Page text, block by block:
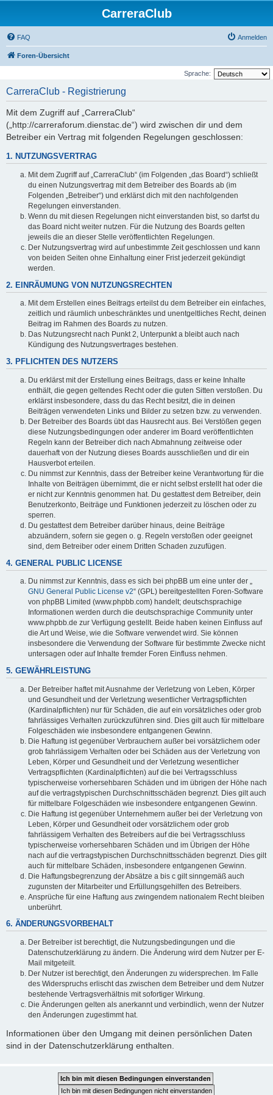
CarreraClub
FAQ Anmelden
Foren-Übersicht
Sprache:
CarreraClub - Registrierung
Mit dem Zugriff auf „CarreraClub“
(„http://carreraforum.dienstac.de“) wird zwischen dir und dem
Betreiber ein Vertrag mit folgenden Regelungen geschlossen:
1. NUTZUNGSVERTRAG
Mit dem Zugriff auf „CarreraClub“ (im Folgenden „das Board“) schließt
du einen Nutzungsvertrag mit dem Betreiber des Boards ab (im
Folgenden „Betreiber“) und erklärst dich mit den nachfolgenden
Regelungen einverstanden.
Wenn du mit diesen Regelungen nicht einverstanden bist, so darfst du
das Board nicht weiter nutzen. Für die Nutzung des Boards gelten
jeweils die an dieser Stelle veröffentlichten Regelungen.
Der Nutzungsvertrag wird auf unbestimmte Zeit geschlossen und kann
von beiden Seiten ohne Einhaltung einer Frist jederzeit gekündigt
werden.
2. EINRÄUMUNG VON NUTZUNGSRECHTEN
Mit dem Erstellen eines Beitrags erteilst du dem Betreiber ein einfaches,
zeitlich und räumlich unbeschränktes und unentgeltliches Recht, deinen
Beitrag im Rahmen des Boards zu nutzen.
Das Nutzungsrecht nach Punkt 2, Unterpunkt a bleibt auch nach
Kündigung des Nutzungsvertrages bestehen.
3. PFLICHTEN DES NUTZERS
Du erklärst mit der Erstellung eines Beitrags, dass er keine Inhalte
enthält, die gegen geltendes Recht oder die guten Sitten verstoßen. Du
erklärst insbesondere, dass du das Recht besitzt, die in deinen
Beiträgen verwendeten Links und Bilder zu setzen bzw. zu verwenden.
Der Betreiber des Boards übt das Hausrecht aus. Bei Verstößen gegen
diese Nutzungsbedingungen oder anderer im Board veröffentlichten
Regeln kann der Betreiber dich nach Abmahnung zeitweise oder
dauerhaft von der Nutzung dieses Boards ausschließen und dir ein
Hausverbot erteilen.
Du nimmst zur Kenntnis, dass der Betreiber keine Verantwortung für die
Inhalte von Beiträgen übernimmt, die er nicht selbst erstellt hat oder die
er nicht zur Kenntnis genommen hat. Du gestattest dem Betreiber, dein
Benutzerkonto, Beiträge und Funktionen jederzeit zu löschen oder zu
sperren.
Du gestattest dem Betreiber darüber hinaus, deine Beiträge
abzuändern, sofern sie gegen o. g. Regeln verstoßen oder geeignet
sind, dem Betreiber oder einem Dritten Schaden zuzufügen.
4. GENERAL PUBLIC LICENSE
Du nimmst zur Kenntnis, dass es sich bei phpBB um eine unter der „
GNU General Public License v2“ (GPL) bereitgestellten Foren-Software
von phpBB Limited (www.phpbb.com) handelt; deutschsprachige
Informationen werden durch die deutschsprachige Community unter
www.phpbb.de zur Verfügung gestellt. Beide haben keinen Einfluss auf
die Art und Weise, wie die Software verwendet wird. Sie können
insbesondere die Verwendung der Software für bestimmte Zwecke nicht
untersagen oder auf Inhalte fremder Foren Einfluss nehmen.
5. GEWÄHRLEISTUNG
Der Betreiber haftet mit Ausnahme der Verletzung von Leben, Körper
und Gesundheit und der Verletzung wesentlicher Vertragspflichten
(Kardinalpflichten) nur für Schäden, die auf ein vorsätzliches oder grob
fahrlässiges Verhalten zurückzuführen sind. Dies gilt auch für mittelbare
Folgeschäden wie insbesondere entgangenen Gewinn.
Die Haftung ist gegenüber Verbrauchern außer bei vorsätzlichem oder
grob fahrlässigem Verhalten oder bei Schäden aus der Verletzung von
Leben, Körper und Gesundheit und der Verletzung wesentlicher
Vertragspflichten (Kardinalpflichten) auf die bei Vertragsschluss
typischerweise vorhersehbaren Schäden und im übrigen der Höhe nach
auf die vertragstypischen Durchschnittsschäden begrenzt. Dies gilt auch
für mittelbare Folgeschäden wie insbesondere entgangenen Gewinn.
Die Haftung ist gegenüber Unternehmern außer bei der Verletzung von
Leben, Körper und Gesundheit oder vorsätzlichem oder grob
fahrlässigem Verhalten des Betreibers auf die bei Vertragsschluss
typischerweise vorhersehbaren Schäden und im Übrigen der Höhe
nach auf die vertragstypischen Durchschnittsschäden begrenzt. Dies gilt
auch für mittelbare Schäden, insbesondere entgangenen Gewinn.
Die Haftungsbegrenzung der Absätze a bis c gilt sinngemäß auch
zugunsten der Mitarbeiter und Erfüllungsgehilfen des Betreibers.
Ansprüche für eine Haftung aus zwingendem nationalem Recht bleiben
unberührt.
6. ÄNDERUNGSVORBEHALT
Der Betreiber ist berechtigt, die Nutzungsbedingungen und die
Datenschutzerklärung zu ändern. Die Änderung wird dem Nutzer per E-
Mail mitgeteilt.
Der Nutzer ist berechtigt, den Änderungen zu widersprechen. Im Falle
des Widerspruchs erlischt das zwischen dem Betreiber und dem Nutzer
bestehende Vertragsverhältnis mit sofortiger Wirkung.
Die Änderungen gelten als anerkannt und verbindlich, wenn der Nutzer
den Änderungen zugestimmt hat.
Informationen über den Umgang mit deinen persönlichen Daten
sind in der Datenschutzerklärung enthalten.